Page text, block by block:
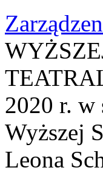
2020 r. w
Wyższej
Leona